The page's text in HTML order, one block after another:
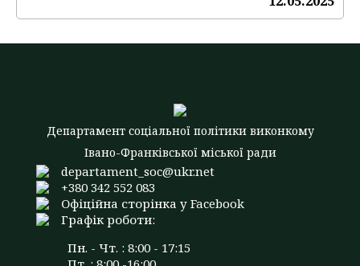
Департамент соціальної політики виконкому
Івано-Франківської міської ради
departament_soc@ukr.net
+380 342 552 083
Офіційна сторінка у Facebook
Графік роботи:
Пн. - Чт. : 8:00 - 17:15